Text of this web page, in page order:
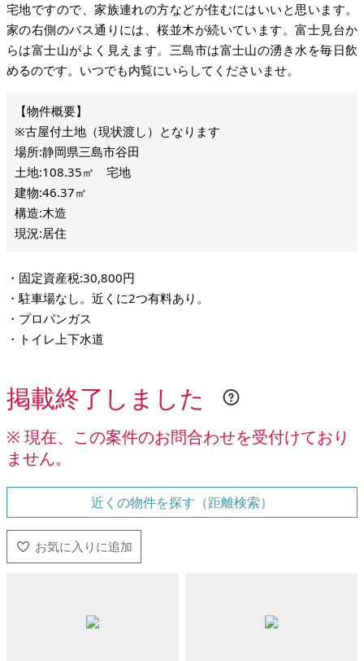
宅地ですので、家族連れの方などが住むにはいいと思います。
家の右側のバス通りには、桜並木が続いています。富士見台か
らは富士山がよく見えます。三島市は富士山の湧き水を毎日飲
めるのです。いつでも内覧にいらしてくださいませ。
※古屋付土地（現状渡し）となります
場所:静岡県三島市谷田
土地:108.35㎡ 宅地
建物:46.37㎡
構造:木造
現況:居住
・固定資産税:30,800円
・駐車場なし。近くに2つ有料あり。
・プロパンガス
・トイレ上下水道
掲載終了しました
※ 現在、この案件のお問合わせを受付けており
ません。
近くの物件を探す（距離検索）